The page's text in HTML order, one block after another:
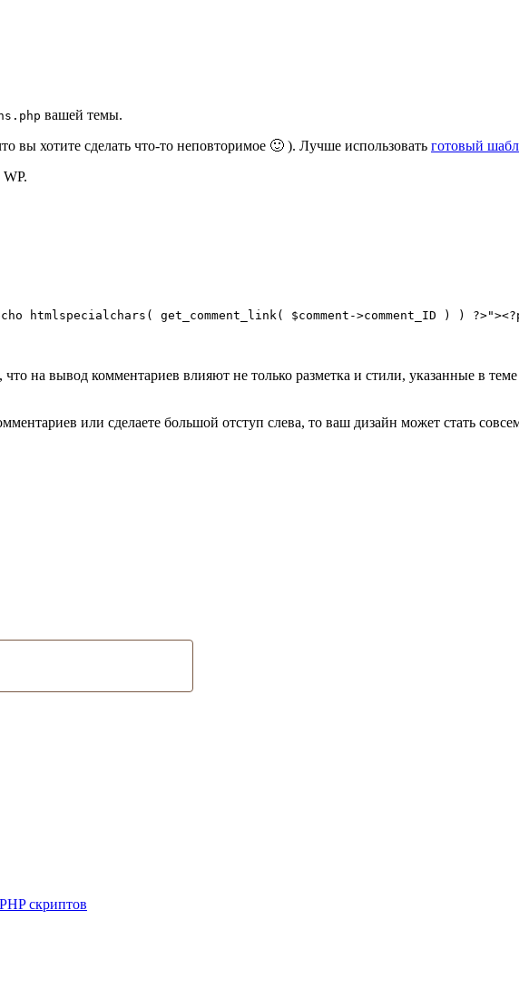
вашей темы.
вы хотите сделать что-то неповторимое 🙂 ). Лучше использовать готовый
echo htmlspecialchars( get_comment_link( $comment-
на вывод комментариев влияют не только разметка и стили, указанные в
или сделаете большой отступ слева, то ваш дизайн может стать
скриптов